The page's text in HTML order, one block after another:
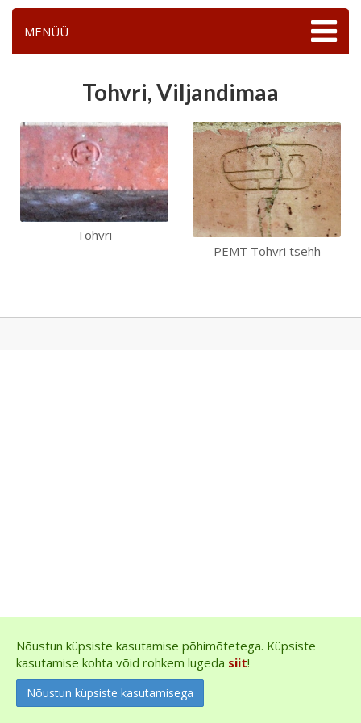
MENÜÜ
Tohvri, Viljandimaa
Tohvri
PEMT Tohvri tsehh
Nõustun küpsiste kasutamise põhimõtetega. Küpsiste
kasutamise kohta võid rohkem lugeda siit!